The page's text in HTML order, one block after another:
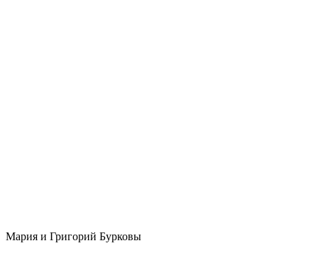
Мария и Григорий Бурковы